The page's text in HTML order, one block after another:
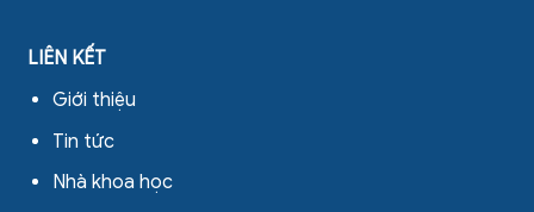
LIÊN KẾT
Giới thiệu
Tin tức
Nhà khoa học